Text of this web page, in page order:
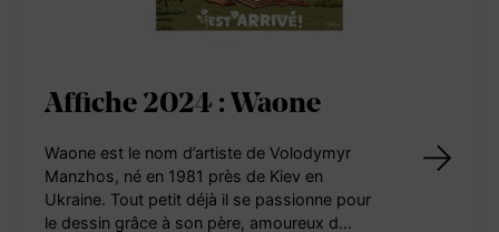
Affiche 2024 : Waone
Waone est le nom d’artiste de Volodymyr
Manzhos, né en 1981 près de Kiev en
Ukraine. Tout petit déjà il se passionne pour
le dessin grâce à son père, amoureux d…